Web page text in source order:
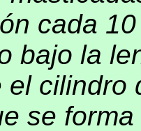
cada
bajo la
el cilindro
se